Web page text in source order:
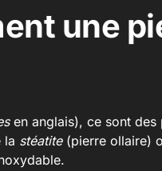
une
en anglais), ce sont des
la stéatite(pierre ollaire)